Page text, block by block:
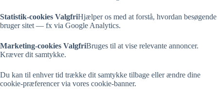
Statistik-cookies ValgfriHjælper os med at forstå, hvordan besøgende
bruger sitet — fx via Google Analytics.
Marketing-cookies ValgfriBruges til at vise relevante annoncer.
Kræver dit samtykke.
Du kan til enhver tid trække dit samtykke tilbage eller ændre dine
cookie-præferencer via vores cookie-banner.